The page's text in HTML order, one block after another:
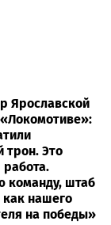
Ярославской
трон. Это
работа.
команду, штаб
нашего
на победы»